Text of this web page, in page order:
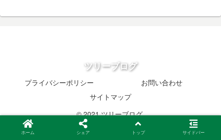
ツリーブログ
プライバシーポリシー
お問い合わせ
サイトマップ
© 2021 ツリーブログ.
ホーム シェア トップ サイドバー